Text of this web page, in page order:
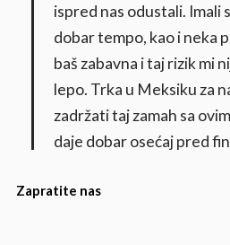
ispred nas odustali. Imali
dobar tempo, kao i neka
baš zabavna i taj rizik mi
lepo. Trka u Meksiku za
zadržati taj zamah sa
daje dobar osećaj pred
Zapratite nas